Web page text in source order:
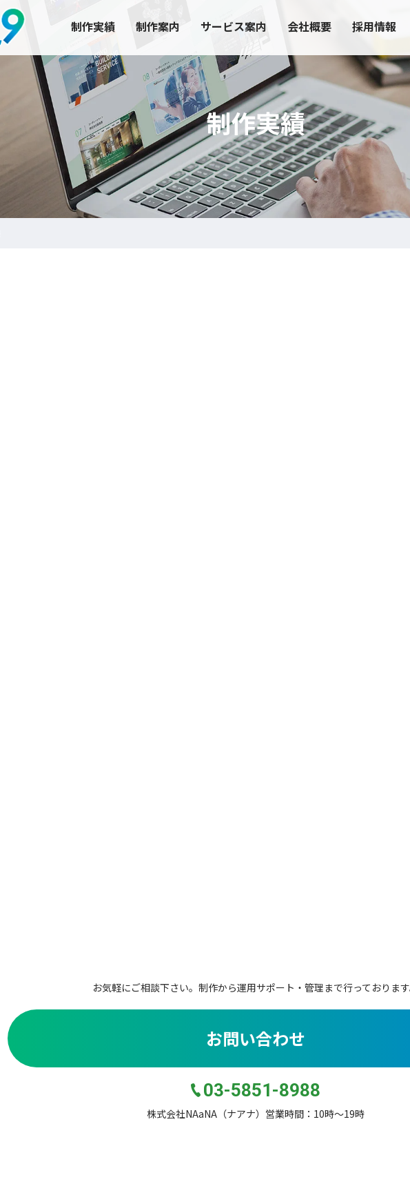
制作実績 制作案内 サービス案内 会社概要 採用情報
制作実績
お気軽にご相談下さい。 制作から運用サポート・管理まで行っておりま
お問い合わせ
03-5851-8988
株式会社NAaNA（ナアナ）営業時間：10時〜19時